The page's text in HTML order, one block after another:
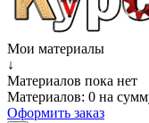
Мои материалы
↓
Материалов пока нет
Материалов: 0 на
Оформить заказ